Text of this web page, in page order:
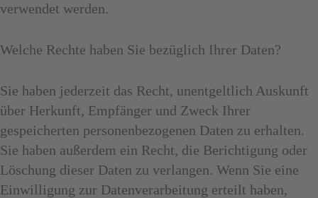
verwendet werden.
Welche Rechte haben Sie bezüglich Ihrer Daten?
Sie haben jederzeit das Recht, unentgeltlich Auskunft
über Herkunft, Empfänger und Zweck Ihrer
gespeicherten personenbezogenen Daten zu erhalten.
Sie haben außerdem ein Recht, die Berichtigung oder
Löschung dieser Daten zu verlangen. Wenn Sie eine
Einwilligung zur Datenverarbeitung erteilt haben,